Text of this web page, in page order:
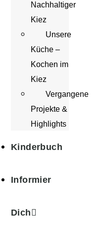
Nachhaltiger
Kiez
Unsere
Küche –
Kochen im
Kiez
Vergangene
Projekte &
Highlights
Kinderbuch
Informier
Dich